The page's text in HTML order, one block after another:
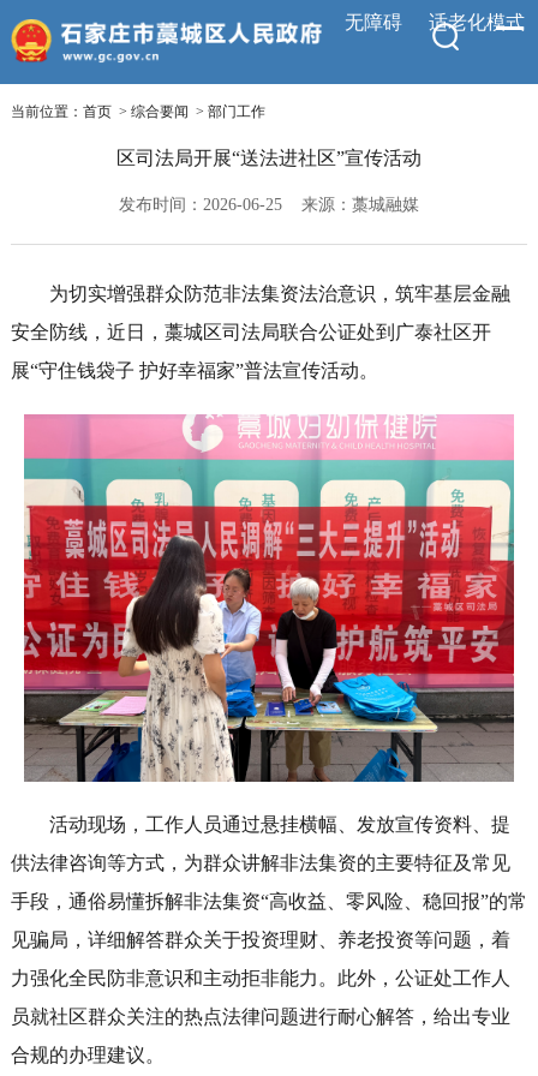
无障碍 适老化模式
当前位置： 首页> 综合要闻 > 部门工作
区司法局开展“送法进社区”宣传活动
发布时间：2026-06-25 来源：藁城融媒
为切实增强群众防范非法集资法治意识，筑牢基层金融
安全防线，近日，藁城区司法局联合公证处到广泰社区开
展“守住钱袋子 护好幸福家”普法宣传活动。
活动现场，工作人员通过悬挂横幅、发放宣传资料、提
供法律咨询等方式，为群众讲解非法集资的主要特征及常见
手段，通俗易懂拆解非法集资“高收益、零风险、稳回报”的常
见骗局，详细解答群众关于投资理财、养老投资等问题，着
力强化全民防非意识和主动拒非能力。此外，公证处工作人
员就社区群众关注的热点法律问题进行耐心解答，给出专业
合规的办理建议。